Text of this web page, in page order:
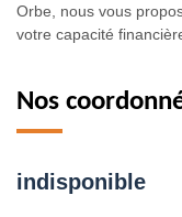
Orbe, nous vous
votre capacité
Nos
indisponible